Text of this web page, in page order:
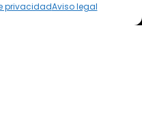
privacidadAviso legal